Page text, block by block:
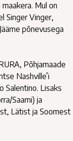
Mul on
Singer Vinger,
põnevusega
Põhjamaade
Nashville’i
Salentino. Lisaks
Saami) ja
Lätist ja Soomest